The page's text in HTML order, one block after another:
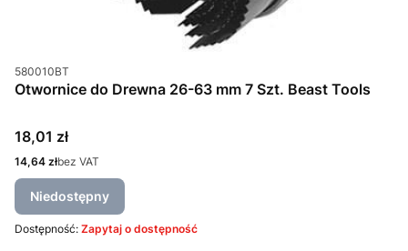
Kod produktu
580010BT
Otwornice do Drewna 26-63 mm 7 Szt. Beast Tools
Cena
18,01 zł
Cena
14,64 złbez VAT
Niedostępny
Dostępność: Zapytaj o dostępność